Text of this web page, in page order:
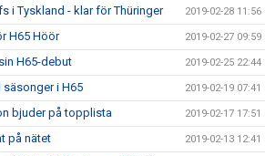
i Tyskland - klar för Thüringer 2019-02-28 11:56
H65 Höör 2019-02-27 09:59
H65-debut 2019-02-25 22:44
säsonger i H65 2019-02-19 07:41
bjuder på topplista 2019-02-17 17:51
på nätet 2019-02-13 12:41